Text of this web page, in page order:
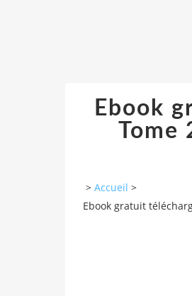
Ebook
Tome
> Accueil >
Ebook gratuit